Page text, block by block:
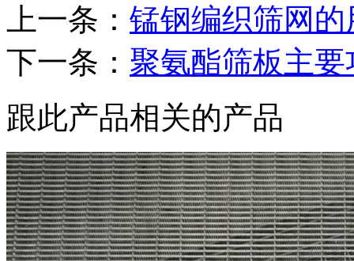
上一条： 锰钢编织筛网
下一条： 聚氨酯筛板主
跟此产品相关的产品